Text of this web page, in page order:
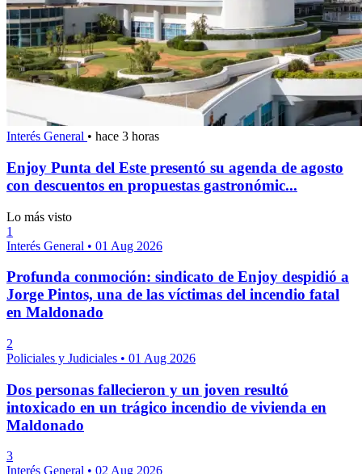
Interés General • hace 3 horas
Enjoy Punta del Este presentó su agenda de agosto
con descuentos en propuestas gastronómic...
Lo más visto
1
Interés General • 01 Aug 2026
Profunda conmoción: sindicato de Enjoy despidió a
Jorge Pintos, una de las víctimas del incendio fatal
en Maldonado
2
Policiales y Judiciales • 01 Aug 2026
Dos personas fallecieron y un joven resultó
intoxicado en un trágico incendio de vivienda en
Maldonado
3
Interés General • 02 Aug 2026